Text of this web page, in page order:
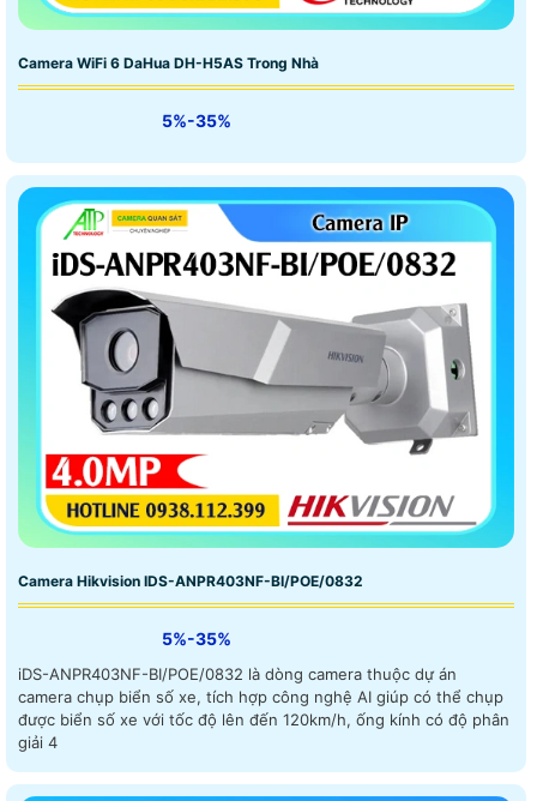
Camera WiFi 6 DaHua DH-H5AS Trong Nhà
5%-35%
Camera Hikvision IDS-ANPR403NF-BI/POE/0832
5%-35%
iDS-ANPR403NF-BI/POE/0832 là dòng camera thuộc dự án
camera chụp biển số xe, tích hợp công nghệ AI giúp có thể chụp
được biển số xe với tốc độ lên đến 120km/h, ống kính có độ phân
giải 4